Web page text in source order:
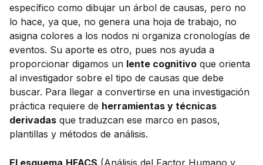
específico como dibujar un árbol de causas, pero no
lo hace, ya que, no genera una hoja de trabajo, no
asigna colores a los nodos ni organiza cronologías de
eventos. Su aporte es otro, pues nos ayuda a
proporcionar digamos un lente cognitivo que orienta
al investigador sobre el tipo de causas que debe
buscar. Para llegar a convertirse en una investigación
práctica requiere de herramientas y técnicas
derivadas que traduzcan ese marco en pasos,
plantillas y métodos de análisis.